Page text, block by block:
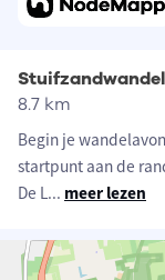
8.7 km
Begin je
startpunt aan de
De L... meer lezen